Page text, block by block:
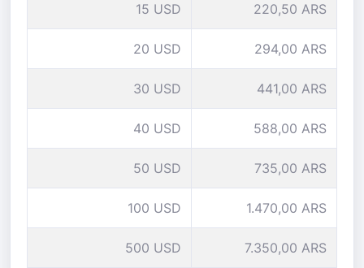
15 USD 220,50 ARS
20 USD 294,00 ARS
30 USD 441,00 ARS
40 USD 588,00 ARS
50 USD 735,00 ARS
100 USD 1.470,00 ARS
500 USD 7.350,00 ARS